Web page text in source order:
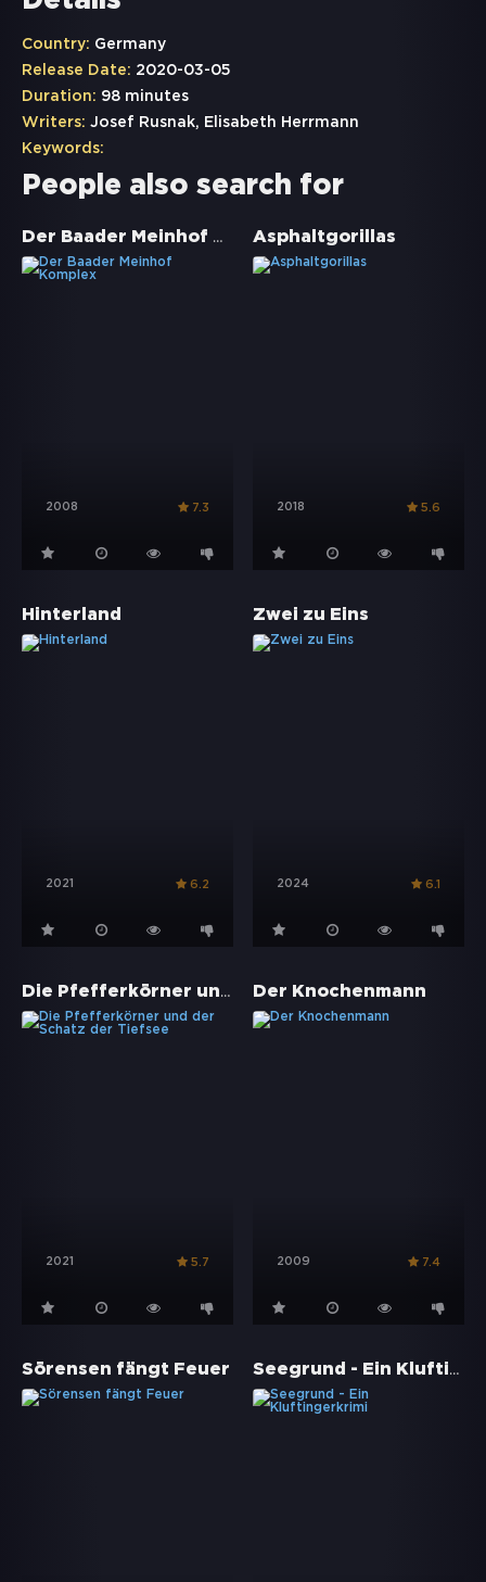
Country: Germany
Release Date: 2020-03-05
Duration: 98 minutes
Writers: Josef Rusnak, Elisabeth Herrmann
Keywords:
People also search for
Der Baader Meinhof Komplex
2008 7.3
Asphaltgorillas
2018 5.6
Hinterland
2021 6.2
Zwei zu Eins
2024 6.1
Die Pfefferkörner und der Schatz der Tiefsee
2021 5.7
Der Knochenmann
2009 7.4
Sörensen fängt Feuer Seegrund - Ein Kluftingerkrimi